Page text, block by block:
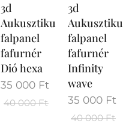
3d
Aukusztikus
falpanel
fafurnér
Dió hexa
35 000 Ft
40 000Ft
3d
Aukusztikus
falpanel
fafurnér
Infinity
wave
35 000 Ft
40 000Ft